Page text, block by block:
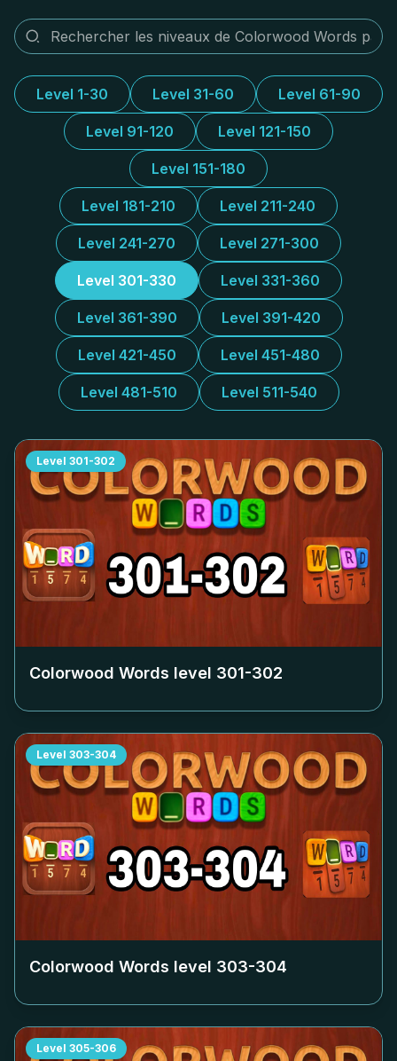
Level 1-30 Level 31-60 Level 61-90
Level 91-120 Level 121-150
Level 151-180
Level 181-210 Level 211-240
Level 241-270 Level 271-300
Level 301-330 Level 331-360
Level 361-390 Level 391-420
Level 421-450 Level 451-480
Level 481-510 Level 511-540
Level 301-302
Colorwood Words level 301-302
Level 303-304
Colorwood Words level 303-304
Level 305-306